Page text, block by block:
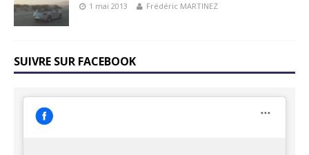
1 mai 2013 Frédéric MARTINEZ
SUIVRE SUR FACEBOOK